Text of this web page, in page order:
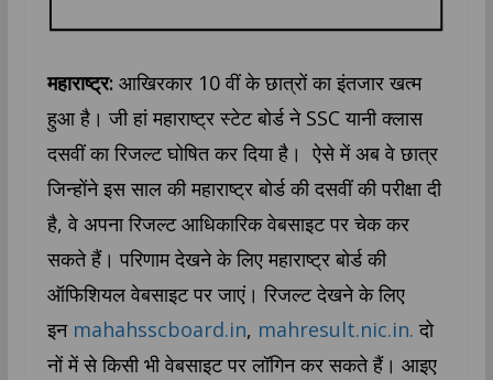
महाराष्ट्र: आखिरकार 10 वीं के छात्रों का इंतजार खत्म
हुआ है। जी हां महाराष्ट्र स्टेट बोर्ड ने SSC यानी क्लास
दसवीं का रिजल्ट घोषित कर दिया है। ऐसे में अब वे छात्र
जिन्होंने इस साल की महाराष्ट्र बोर्ड की दसवीं की परीक्षा दी
है, वे अपना रिजल्ट आधिकारिक वेबसाइट पर चेक कर
सकते हैं। परिणाम देखने के लिए महाराष्ट्र बोर्ड की
ऑफिशियल वेबसाइट पर जाएं। रिजल्ट देखने के लिए
इन mahahsscboard.in, mahresult.nic.in. दो
नों में से किसी भी वेबसाइट पर लॉगिन कर सकते हैं। आइए